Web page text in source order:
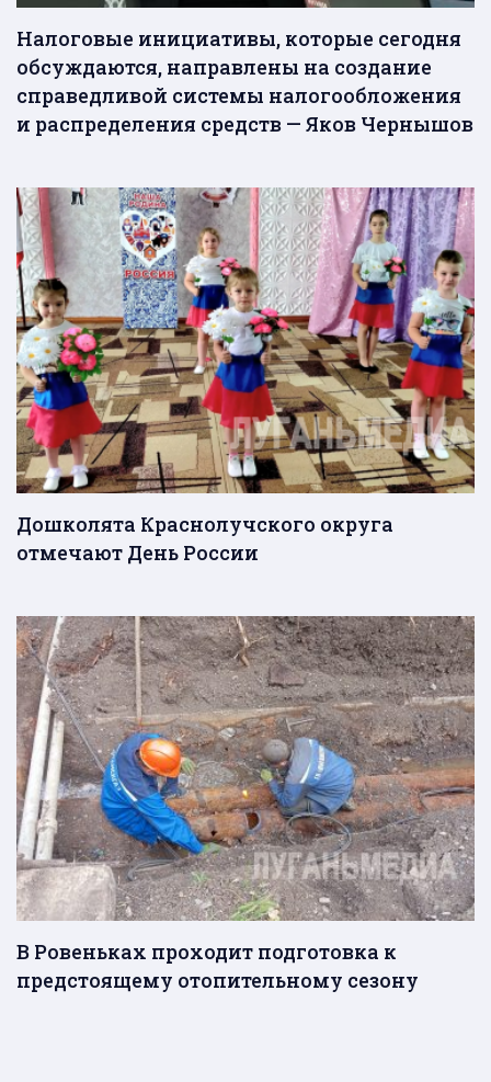
Налоговые инициативы, которые сегодня
обсуждаются, направлены на создание
справедливой системы налогообложения
и распределения средств — Яков Чернышов
Дошколята Краснолучского округа
отмечают День России
В Ровеньках проходит подготовка к
предстоящему отопительному сезону